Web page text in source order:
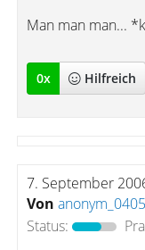
Man man man...
0x Hilfreich
7. September
Von anonym_0405
Status: